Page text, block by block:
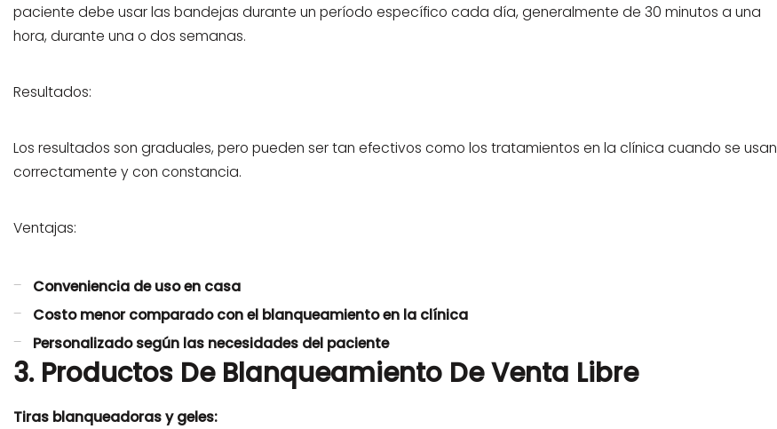
paciente debe usar las bandejas durante un período específico cada día, generalmente de 30 minutos a una
hora, durante una o dos semanas.
Resultados:
Los resultados son graduales, pero pueden ser tan efectivos como los tratamientos en la clínica cuando se usan
correctamente y con constancia.
Ventajas:
Conveniencia de uso en casa
Costo menor comparado con el blanqueamiento en la clínica
Personalizado según las necesidades del paciente
3. Productos De Blanqueamiento De Venta Libre
Tiras blanqueadoras y geles: